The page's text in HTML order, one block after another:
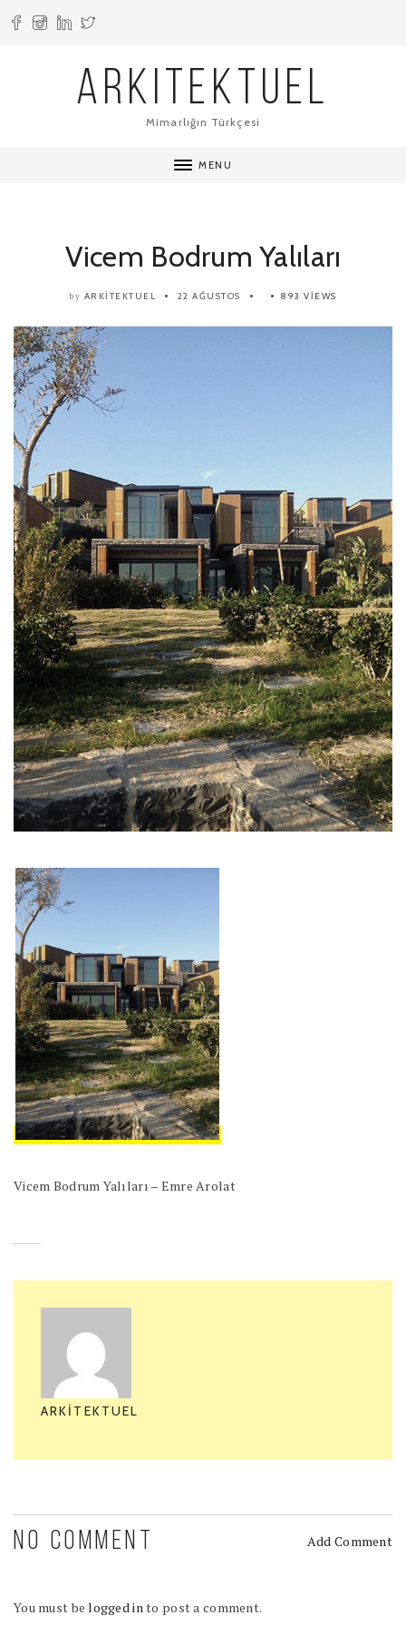
ARKITEKTUEL
Mimarlığın Türkçesi
MENU
Vicem Bodrum Yalıları
by ARKITEKTUEL 22 AĞUSTOS 893 VIEWS
Vicem Bodrum Yalıları – Emre Arolat
ARKITEKTUEL
NO COMMENT Add Comment
You must belogged into post a comment.